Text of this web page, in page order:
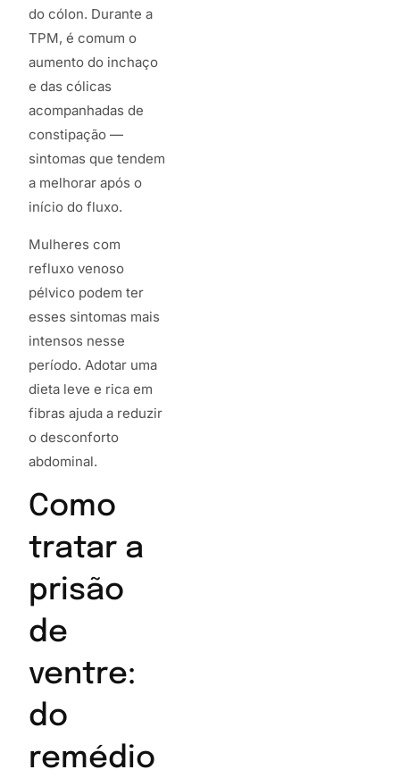
do cólon. Durante a
TPM, é comum o
aumento do inchaço
e das cólicas
acompanhadas de
constipação —
sintomas que tendem
a melhorar após o
início do fluxo.
Mulheres com
refluxo venoso
pélvico podem ter
esses sintomas mais
intensos nesse
período. Adotar uma
dieta leve e rica em
fibras ajuda a reduzir
o desconforto
abdominal.
Como
tratar a
prisão
de
ventre:
do
remédio